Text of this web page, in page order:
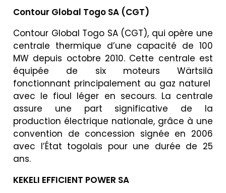
Contour Global Togo SA (CGT)
Contour Global Togo SA (CGT), qui opère une
centrale thermique d’une capacité de 100
MW depuis octobre 2010. Cette centrale est
équipée de six moteurs Wärtsilä
fonctionnant principalement au gaz naturel
avec le fioul léger en secours. La centrale
assure une part significative de la
production électrique nationale, grâce à une
convention de concession signée en 2006
avec l’État togolais pour une durée de 25
ans.
KEKELI EFFICIENT POWER SA